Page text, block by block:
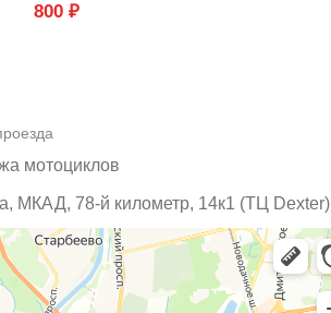
800 ₽
мотоциклов
МКАД, 78-й километр, 14к1 (ТЦ Dexter)